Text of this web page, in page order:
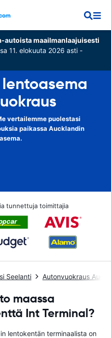
autoista maailmanlaajuisesti
11. elokuuta 2026 asti -
vertailemme puolestasi
paikassa Aucklandin
tunnettuja toimittajia
Seelanti Autonvuokraus
maassa
Int Terminal?
lentokentän terminaalista on